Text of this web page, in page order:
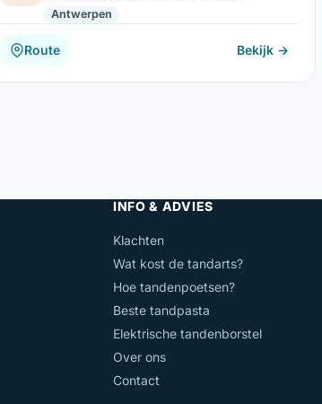
Antwerpen
Route Bekijk →
INFO & ADVIES
Klachten
Wat kost de tandarts?
Hoe tandenpoetsen?
Beste tandpasta
Elektrische tandenborstel
Over ons
Contact